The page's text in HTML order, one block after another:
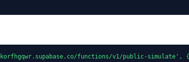
functions/v1/public-simulate', {